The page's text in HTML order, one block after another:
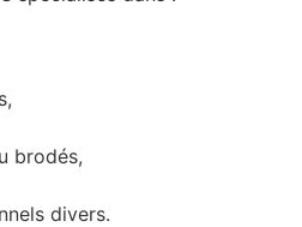
brodés,
divers.